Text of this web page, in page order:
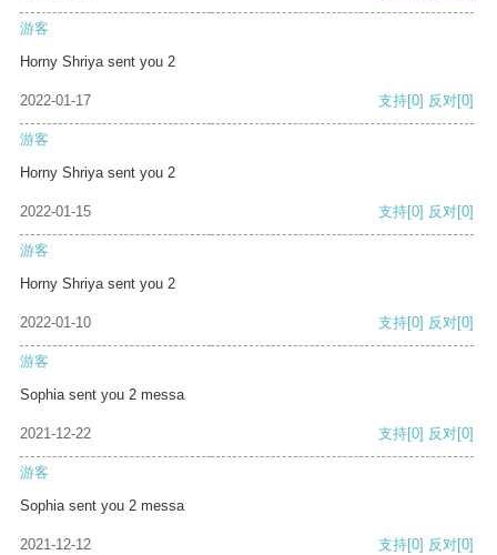
游客
Horny Shriya sent you 2
2022-01-17 支持[0] 反对[0]
游客
Horny Shriya sent you 2
2022-01-15 支持[0] 反对[0]
游客
Horny Shriya sent you 2
2022-01-10 支持[0] 反对[0]
游客
Sophia sent you 2 messa
2021-12-22 支持[0] 反对[0]
游客
Sophia sent you 2 messa
2021-12-12 支持[0] 反对[0]